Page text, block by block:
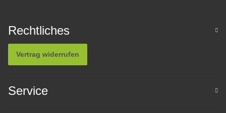
Rechtliches
Vertrag widerrufen
Service